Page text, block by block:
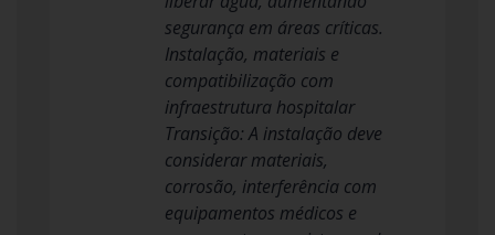
segurança em áreas críticas.
Instalação, materiais e
compatibilização com
infraestrutura hospitalar
Transição: A instalação deve
considerar materiais,
corrosão, interferência com
equipamentos médicos e